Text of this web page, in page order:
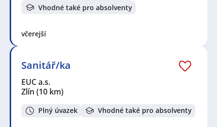
Vhodné také pro absolventy
včerejší
Sanitář/ka
EUC a.s.
Zlín (10 km)
Plný úvazek Vhodné také pro absolventy